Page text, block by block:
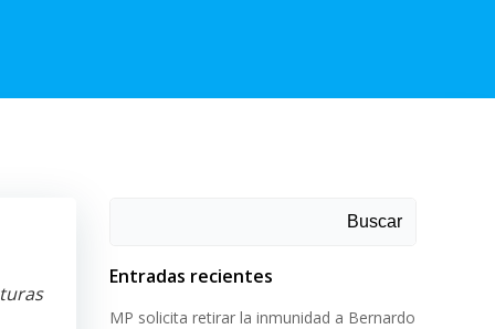
Buscar
Entradas recientes
MP solicita retirar la inmunidad a Bernardo